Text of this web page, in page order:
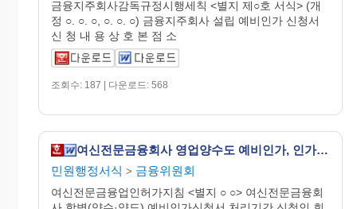
금융지주회사감독규정시행세칙 <별지 제○호 서식> (개
정 ○. ○. ○, ○. ○. ○) 금융지주회사 설립 예비인가 신청서
신 청 내 용 상 호 본 점 소
조회수: 187 | 다운로드: 568
여신전문금융회사 영업양수도 예비인가, 인가신청서
민원행정서식 > 금융위원회
여신전문금융업인허가지침 <별지 ○ ○> 여신전문금융회